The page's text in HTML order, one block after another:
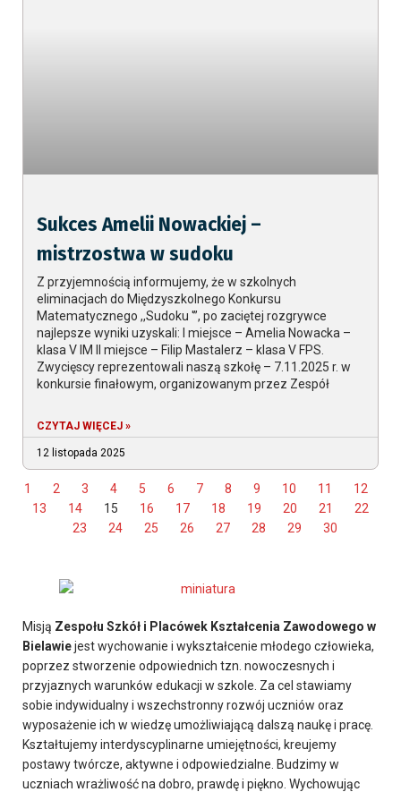
Sukces Amelii Nowackiej –
mistrzostwa w sudoku
Z przyjemnością informujemy, że w szkolnych
eliminacjach do Międzyszkolnego Konkursu
Matematycznego ,,Sudoku '”, po zaciętej rozgrywce
najlepsze wyniki uzyskali: I miejsce – Amelia Nowacka –
klasa V IM II miejsce – Filip Mastalerz – klasa V FPS.
Zwycięscy reprezentowali naszą szkołę – 7.11.2025 r. w
konkursie finałowym, organizowanym przez Zespół
CZYTAJ WIĘCEJ »
12 listopada 2025
1 2 3 4 5 6 7 8 9 10 11
12
13
14 15 16 17 18 19 20 21
22
23
24 25 26 27 28 29 30
Misją Zespołu Szkół i Placówek Kształcenia Zawodowego w
Bielawiejest wychowanie i wykształcenie młodego człowieka,
poprzez stworzenie odpowiednich tzn. nowoczesnych i
przyjaznych warunków edukacji w szkole. Za cel stawiamy
sobie indywidualny i wszechstronny rozwój uczniów oraz
wyposażenie ich w wiedzę umożliwiającą dalszą naukę i pracę.
Kształtujemy interdyscyplinarne umiejętności, kreujemy
postawy twórcze, aktywne i odpowiedzialne. Budzimy w
uczniach wrażliwość na dobro, prawdę i piękno. Wychowując